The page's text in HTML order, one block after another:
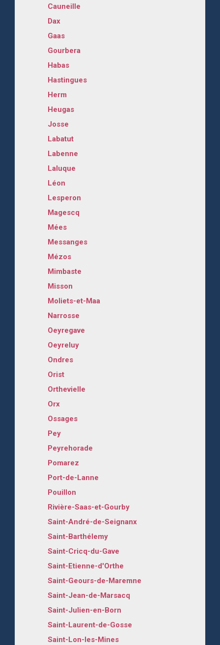
Cauneille
Dax
Gaas
Gourbera
Habas
Hastingues
Herm
Heugas
Josse
Labatut
Labenne
Laluque
Léon
Lesperon
Magescq
Mées
Messanges
Mézos
Mimbaste
Misson
Moliets-et-Maa
Narrosse
Oeyregave
Oeyreluy
Ondres
Orist
Orthevielle
Orx
Ossages
Pey
Peyrehorade
Pomarez
Port-de-Lanne
Pouillon
Rivière-Saas-et-Gourby
Saint-André-de-Seignanx
Saint-Barthélemy
Saint-Cricq-du-Gave
Saint-Etienne-d'Orthe
Saint-Geours-de-Maremne
Saint-Jean-de-Marsacq
Saint-Julien-en-Born
Saint-Laurent-de-Gosse
Saint-Lon-les-Mines